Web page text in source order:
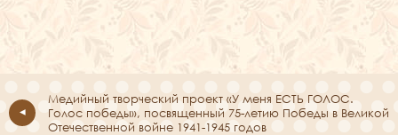
Медийный творческий проект «У меня ЕСТЬ ГОЛОС.
Голос победы», посвященный 75-летию Победы в Великой
Отечественной войне 1941-1945 годов